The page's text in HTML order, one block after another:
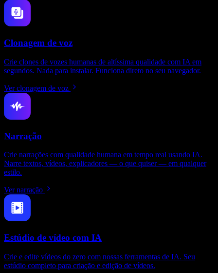
Clonagem de voz
Crie clones de vozes humanas de altíssima qualidade com IA em
segundos. Nada para instalar. Funciona direto no seu navegador.
Ver clonagem de voz
Narração
Crie narrações com qualidade humana em tempo real usando IA.
Narre textos, vídeos, explicadores — o que quiser — em qualquer
estilo.
Ver narração
Estúdio de vídeo com IA
Crie e edite vídeos do zero com nossas ferramentas de IA. Seu
estúdio completo para criação e edição de vídeos.